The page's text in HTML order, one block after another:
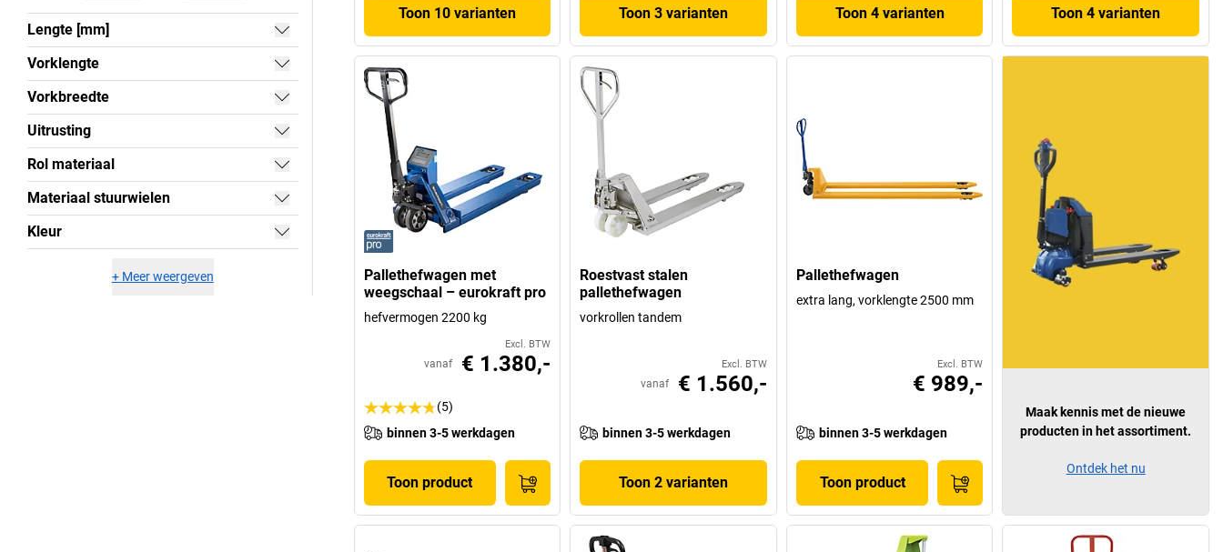
Lengte [mm]
Vorklengte
Vorkbreedte
Uitrusting
Rol materiaal
Materiaal stuurwielen
Kleur
+ Meer weergeven
Toon 10 varianten Toon 3 varianten Toon 4 varianten Toon 4 varianten
Pallethefwagen met
weegschaal – eurokraft pro
hefvermogen 2200 kg
Excl. BTW
vanaf € 1.380,-
(5)
binnen 3-5 werkdagen
Toon product
Roestvast stalen
pallethefwagen
vorkrollen tandem
Excl. BTW
vanaf € 1.560,-
binnen 3-5 werkdagen
Toon 2 varianten
Pallethefwagen
extra lang, vorklengte 2500 mm
Excl. BTW
€ 989,-
binnen 3-5 werkdagen
Toon product
Maak kennis met de nieuwe
producten in het assortiment.
Ontdek het nu